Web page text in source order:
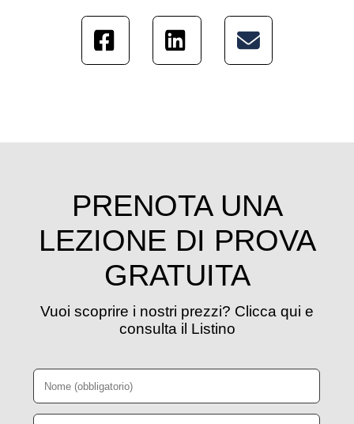
PRENOTA UNA
LEZIONE DI PROVA
GRATUITA
Vuoi scoprire i nostri prezzi? Clicca qui e
consulta il Listino